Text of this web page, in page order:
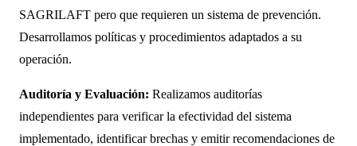
SAGRILAFT pero que requieren un sistema de prevención.
Desarrollamos políticas y procedimientos adaptados a su
operación.
Auditoría y Evaluación: Realizamos auditorías
independientes para verificar la efectividad del sistema
implementado, identificar brechas y emitir recomendaciones de